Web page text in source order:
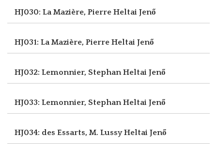
HJ030: La Mazière, Pierre Heltai Jenő
HJ031: La Mazière, Pierre Heltai Jenő
HJ032: Lemonnier, StephanHeltai Jenő
HJ033: Lemonnier, StephanHeltai Jenő
HJ034: des Essarts, M. LussyHeltai Jenő